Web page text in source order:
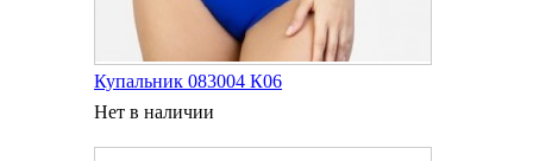
Купальник 083004 К06
Нет в наличии